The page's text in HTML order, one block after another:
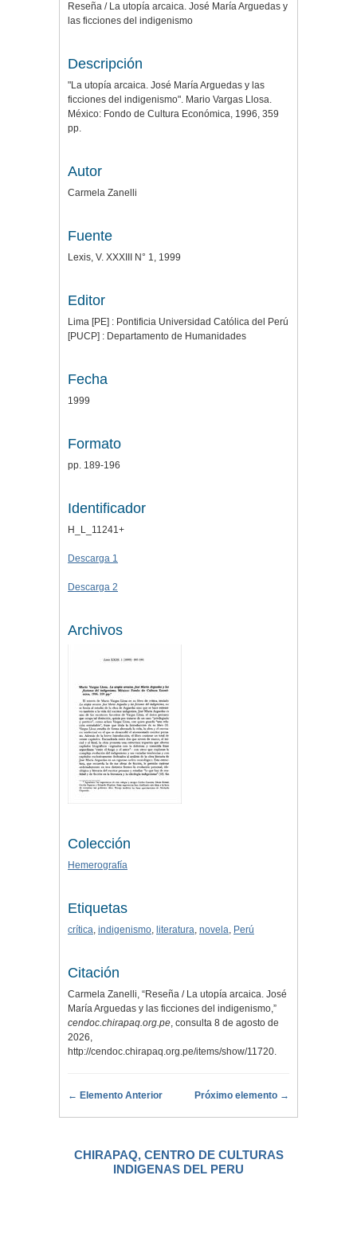
Reseña / La utopía arcaica. José María Arguedas y
las ficciones del indigenismo
Descripción
"La utopía arcaica. José María Arguedas y las
ficciones del indigenismo". Mario Vargas Llosa.
México: Fondo de Cultura Económica, 1996, 359
pp.
Autor
Carmela Zanelli
Fuente
Lexis, V. XXXIII N° 1, 1999
Editor
Lima [PE] : Pontificia Universidad Católica del Perú
[PUCP] : Departamento de Humanidades
Fecha
1999
Formato
pp. 189-196
Identificador
H_L_11241+
Descarga 1
Descarga 2
Archivos
Colección
Hemerografía
Etiquetas
crítica, indigenismo, literatura, novela, Perú
Citación
Carmela Zanelli, “Reseña / La utopía arcaica. José
María Arguedas y las ficciones del indigenismo,”
cendoc.chirapaq.org.pe, consulta 8 de agosto de
2026,
http://cendoc.chirapaq.org.pe/items/show/11720.
← Elemento Anterior Próximo elemento →
CHIRAPAQ, CENTRO DE CULTURAS
INDIGENAS DEL PERU